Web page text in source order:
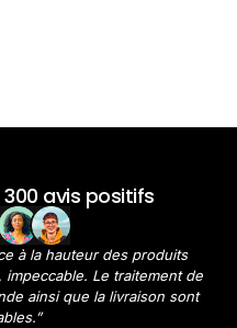
300 avis positifs
à la hauteur des produits
impeccable. Le traitement de
ainsi que la livraison sont